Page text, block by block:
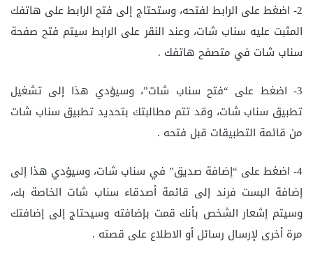
2- اضغط على الرابط لفتحه، وستحتاج إلى فتح الرابط على هاتفك
المثبت عليه سناب شات، وعند النقر على الرابط سيتم فتح صفحة
سناب شات في متصفح هاتفك .
3- اضغط على “فتح سناب شات”، وسيؤدي هذا إلى تشغيل
تطبيق سناب شات، وقد تتم مطالبتك بتحديد تطبيق سناب شات
من قائمة التطبيقات قبل فتحه .
4- اضغط على “إضافة صديق” في سناب شات، وسيؤدي هذا إلى
إضافة البست فرند إلى قائمة أصدقاء سناب شات الخاصة بك،
وسيتم إشعار الشخص بأنك قمت بإضافته وسيحتاج إلى إضافتك
مرة أخرى لإرسال رسائل أو الاطلاع على قصته .